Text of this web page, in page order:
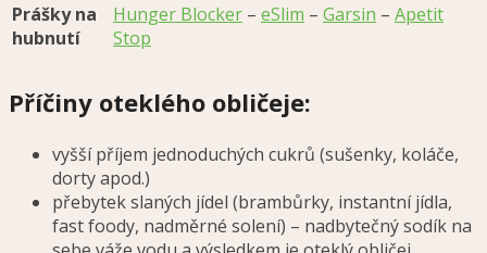
Prášky na
hubnutí
Hunger Blocker – eSlim – Garsin – Apetit
Stop
Příčiny oteklého obličeje:
vyšší příjem jednoduchých cukrů (sušenky, koláče,
dorty apod.)
přebytek slaných jídel (brambůrky, instantní jídla,
fast foody, nadměrné solení) – nadbytečný sodík na